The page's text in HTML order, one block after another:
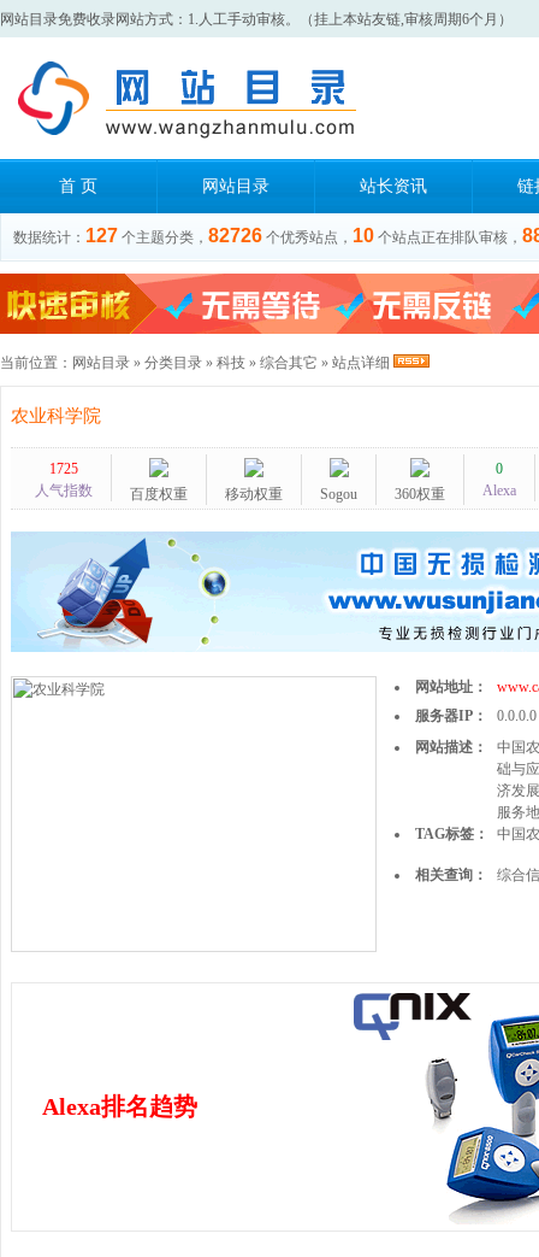
网站目录免费收录网站方式：1.人工手动审核。（挂上本站友链,审核周期6个月）
首 页 网站目录 站长资讯 链
数据统计： 127 个主题分类， 82726 个优秀站点， 10 个站点正在排队审核，
当前位置： 网站目录 » 分类目录 » 科技 » 综合其它 » 站点详细
农业科学院
1725
人气指数
百度权重 移动权重 Sogou 360权重
0
Alexa
网站地址：
服务器IP：
0.0.0.0
网站描述：
中国
础与
济发
服务
TAG标签：
中国
相关查询： 综合
Alexa排名趋势